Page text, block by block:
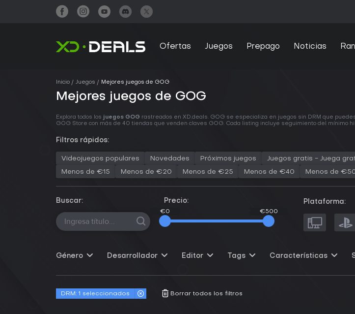
Ofertas Juegos Prepago Noticias
Inicio Juegos Mejores juegos de GOG
Mejores juegos de GOG
Explora todos los juegos GOG rastreados en XD.deals. GOG se especializa en juegos sin DRM que
GOG Store con más de 40 tiendas que venden claves GOG. Cada listing incluye seguimiento del mínimo
Filtros rápidos:
Videojuegos populares Novedades Próximos juegos Juegos gratis - Juega
Menos de €15 Menos de €20 Menos de €25 Menos de €40 Menos de
Buscar: Precio:
€0
€0 €500
€500
Plataforma:
Género Desarrollador Editor Tags Características
DRM: 1 seleccionados Borrar todos los filtros